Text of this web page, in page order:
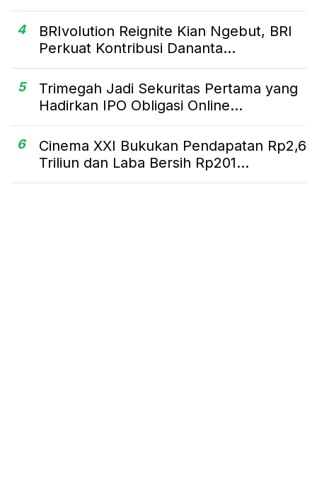
4
BRIvolution Reignite Kian Ngebut, BRI
Perkuat Kontribusi Dananta...
5
Trimegah Jadi Sekuritas Pertama yang
Hadirkan IPO Obligasi Online...
6
Cinema XXI Bukukan Pendapatan Rp2,6
Triliun dan Laba Bersih Rp201...